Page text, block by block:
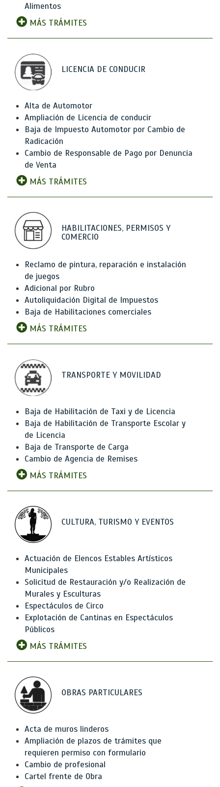
Alimentos
MÁS TRÁMITES
LICENCIA DE CONDUCIR
Alta de Automotor
Ampliación de Licencia de conducir
Baja de Impuesto Automotor por Cambio de
Radicación
Cambio de Responsable de Pago por Denuncia
de Venta
MÁS TRÁMITES
HABILITACIONES, PERMISOS Y
COMERCIO
Reclamo de pintura, reparación e instalación
de juegos
Adicional por Rubro
Autoliquidación Digital de Impuestos
Baja de Habilitaciones comerciales
MÁS TRÁMITES
TRANSPORTE Y MOVILIDAD
Baja de Habilitación de Taxi y de Licencia
Baja de Habilitación de Transporte Escolar y
de Licencia
Baja de Transporte de Carga
Cambio de Agencia de Remises
MÁS TRÁMITES
CULTURA, TURISMO Y EVENTOS
Actuación de Elencos Estables Artísticos
Municipales
Solicitud de Restauración y/o Realización de
Murales y Esculturas
Espectáculos de Circo
Explotación de Cantinas en Espectáculos
Públicos
MÁS TRÁMITES
OBRAS PARTICULARES
Acta de muros linderos
Ampliación de plazos de trámites que
requieren permiso con formulario
Cambio de profesional
Cartel frente de Obra